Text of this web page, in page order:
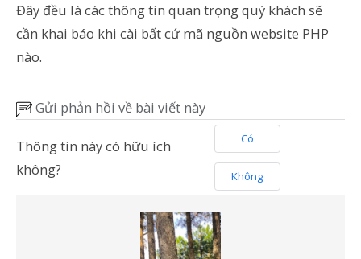
Đây đều là các thông tin quan trọng quý khách sẽ
cần khai báo khi cài bất cứ mã nguồn website PHP
nào.
Gửi phản hồi về bài viết này
Thông tin này có hữu ích
không?
Có
Không